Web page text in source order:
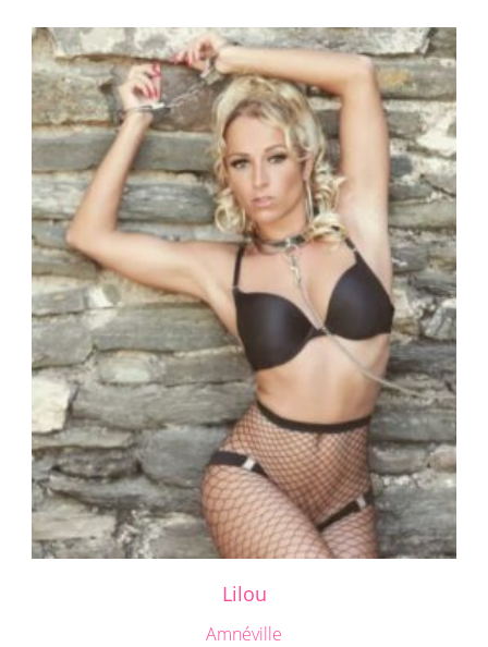
Lilou
Amnéville